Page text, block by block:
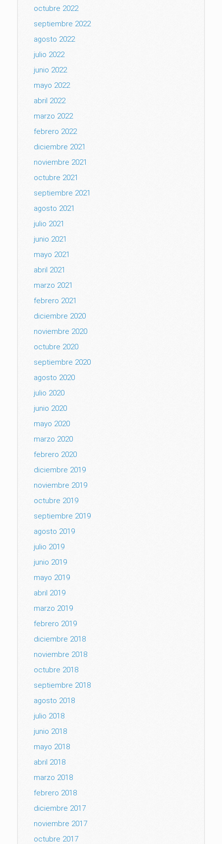
octubre 2022
septiembre 2022
agosto 2022
julio 2022
junio 2022
mayo 2022
abril 2022
marzo 2022
febrero 2022
diciembre 2021
noviembre 2021
octubre 2021
septiembre 2021
agosto 2021
julio 2021
junio 2021
mayo 2021
abril 2021
marzo 2021
febrero 2021
diciembre 2020
noviembre 2020
octubre 2020
septiembre 2020
agosto 2020
julio 2020
junio 2020
mayo 2020
marzo 2020
febrero 2020
diciembre 2019
noviembre 2019
octubre 2019
septiembre 2019
agosto 2019
julio 2019
junio 2019
mayo 2019
abril 2019
marzo 2019
febrero 2019
diciembre 2018
noviembre 2018
octubre 2018
septiembre 2018
agosto 2018
julio 2018
junio 2018
mayo 2018
abril 2018
marzo 2018
febrero 2018
diciembre 2017
noviembre 2017
octubre 2017